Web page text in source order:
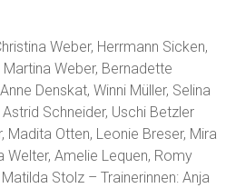
Weber, Herrmann Sicken,
Weber, Bernadette
Denskat, Winni Müller, Selina
Schneider, Uschi Betzler
Madita Otten, Leonie Breser, Mira
Welter, Amelie Lequen, Romy
Stolz – Trainerinnen: Anja